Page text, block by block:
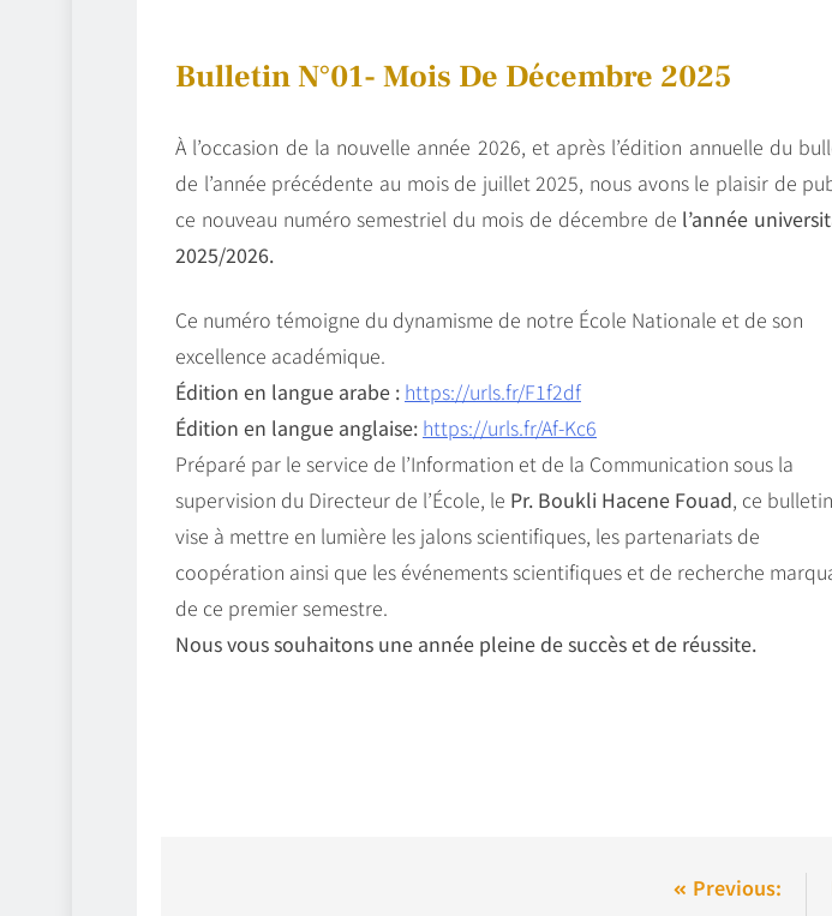
Bulletin N°01- Mois De Décembre 2025
À l’occasion de la nouvelle année 2026, et après l’édition annuelle du
de l’année précédente au mois de juillet 2025, nous avons le plaisir de
ce nouveau numéro semestriel du mois de décembre de l’année
2025/2026.
Ce numéro témoigne du dynamisme de notre École Nationale et de son
excellence académique.
Édition en langue arabe : https://urls.fr/F1f2df
Édition en langue anglaise: https://urls.fr/Af-Kc6
Préparé par le service de l’Information et de la Communication sous la
supervision du Directeur de l’École, le Pr. Boukli Hacene Fouad, ce bulletin
vise à mettre en lumière les jalons scientifiques, les partenariats de
coopération ainsi que les événements scientifiques et de recherche
de ce premier semestre.
Nous vous souhaitons une année pleine de succès et de réussite.
Previous: